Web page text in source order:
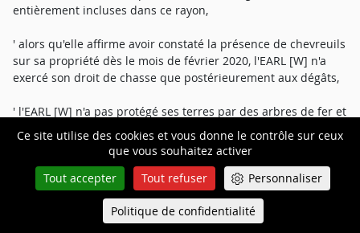
Ce site utilise des cookies et vous donne le contrôle sur ceux
que vous souhaitez activer
Tout accepter
Tout refuser Personnaliser
Politique de confidentialité
entièrement incluses dans ce rayon,
' alors qu'elle affirme avoir constaté la présence de chevreuils
sur sa propriété dès le mois de février 2020, l'EARL [W] n'a
exercé son droit de chasse que postérieurement aux dégâts,
' l'EARL [W] n'a pas protégé ses terres par des arbres de fer et
des pots diffuseurs de répulsifs et l'expert a relevé que la
clôture qui a finalement été posée autour des cerisiers était
Queue-Fair